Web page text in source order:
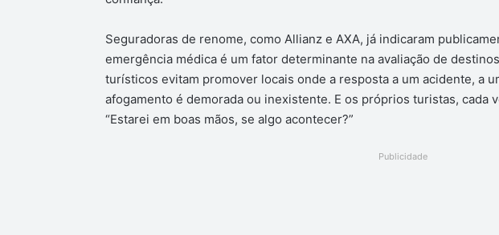
Seguradoras de renome, como Allianz e AXA, já indicaram
emergência médica é um fator determinante na avaliação de
turísticos evitam promover locais onde a resposta a um acidente, a
afogamento é demorada ou inexistente. E os próprios turistas, cada
“Estarei em boas mãos, se algo acontecer?”
Publicidade